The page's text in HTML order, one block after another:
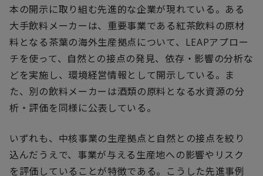
本の開示に取り組む先進的な企業が現れている。ある
大手飲料メーカーは、重要事業である紅茶飲料の原材
料となる茶葉の海外生産拠点について、 LEAPアプロー
チを使って、自然との接点の発見、依存・影響の分析な
どを実施し、環境経営情報として開示している。ま
た、別の飲料メーカーは酒類の原料となる水資源の分
析・評価を同様に公表している。
いずれも、中核事業の生産拠点と自然との接点を絞り
込んだうえで、事業が与える生産地への影響やリスク
を評価していることが特徴である。こうした先進事例